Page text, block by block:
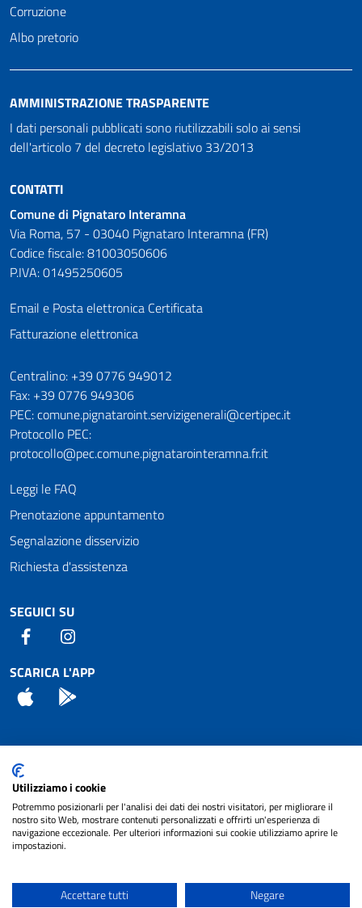
Corruzione
Albo pretorio
AMMINISTRAZIONE TRASPARENTE
I dati personali pubblicati sono riutilizzabili solo ai sensi
dell'articolo 7 del decreto legislativo 33/2013
CONTATTI
Comune di Pignataro Interamna
Via Roma, 57 - 03040 Pignataro Interamna (FR)
Codice fiscale: 81003050606
P.IVA: 01495250605
Email e Posta elettronica Certificata
Fatturazione elettronica
Numeri utili
Centralino: +39 0776 949012
Fax: +39 0776 949306
PEC: comune.pignataroint.servizigenerali@certipec.it
Protocollo PEC:
protocollo@pec.comune.pignatarointeramna.fr.it
Leggi le FAQ
Prenotazione appuntamento
Segnalazione disservizio
Richiesta d'assistenza
SEGUICI SU
Facebook
SCARICA L'APP
App Store
Attuazione Misure PNRR
Piano di miglioramento del sito
Note legali
cura diNET SMART
Utilizziamo i cookie
Potremmo posizionarli per l'analisi dei dati dei nostri visitatori, per migliorare il
nostro sito Web, mostrare contenuti personalizzati e offrirti un'esperienza di
navigazione eccezionale. Per ulteriori informazioni sui cookie utilizziamo aprire le
impostazioni.
Accettare tutti Negare